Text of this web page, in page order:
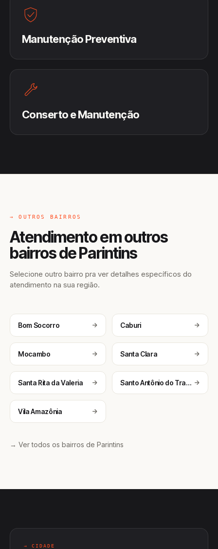
Manutenção Preventiva
Conserto e Manutenção
→ OUTROS BAIRROS
Atendimento em outros
bairros de Parintins
Selecione outro bairro pra ver detalhes específicos do
atendimento na sua região.
Bom Socorro Caburi
Mocambo Santa Clara
Santa Rita da Valeria Santo Antônio do Tracajá
Vila Amazônia
→ Ver todos os bairros de Parintins
→ CIDADE